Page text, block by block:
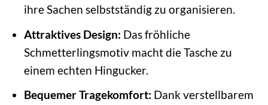
ihre Sachen selbstständig zu organisieren.
Attraktives Design: Das fröhliche
Schmetterlingsmotiv macht die Tasche zu
einem echten Hingucker.
Bequemer Tragekomfort: Dank verstellbarem